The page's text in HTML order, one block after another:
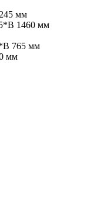
мм
1460 мм
765 мм
мм